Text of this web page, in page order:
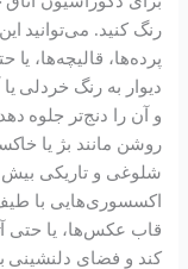
رنگ کنید. می‌توانید
پرده‌ها، قالیچه‌ها،
دیوار به رنگ خردلی
و آن را دنج‌تر جلوه
روشن مانند بژ یا
شلوغی و تاریکی بیش
اکسسوری‌هایی با
قاب عکس‌ها، یا حتی
کند و فضای دلنشینی